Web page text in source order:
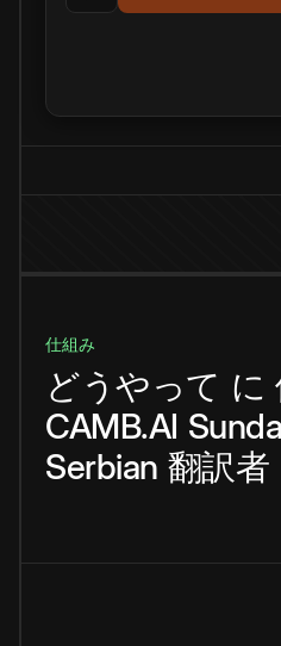
仕組み
どうやって に
CAMB.AI
Serbian 翻訳者